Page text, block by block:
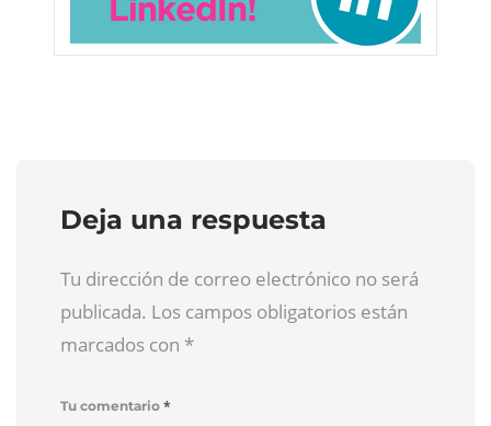
Deja una respuesta
Tu dirección de correo electrónico no será
publicada. Los campos obligatorios están
marcados con *
Tu comentario *